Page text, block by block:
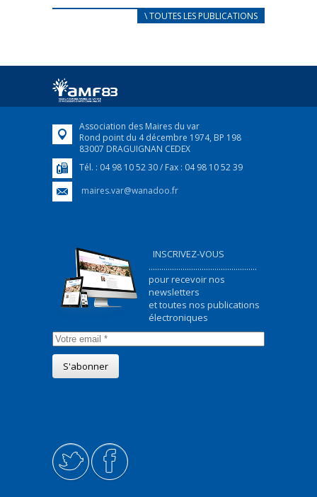
CARNET D’ACCUEIL
Afin d’accompagner au mieux les réfugiés
FEUILLETER
\ TOUTES LES PUBLICATIONS
Association des Maires du var
Rond point du 4 décembre 1974, BP 198
83007 DRAGUIGNAN CEDEX
Tél. : 04 98 10 52 30 / Fax : 04 98 10 52 39
maires.var@wanadoo.fr
INSCRIVEZ-VOUS
...................................................
pour recevoir nos
newsletters
et toutes nos publications
électroniques